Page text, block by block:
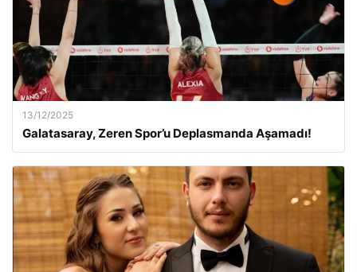
13/12/2025
Galatasaray, Zeren Spor’u Deplasmanda Aşamadı!